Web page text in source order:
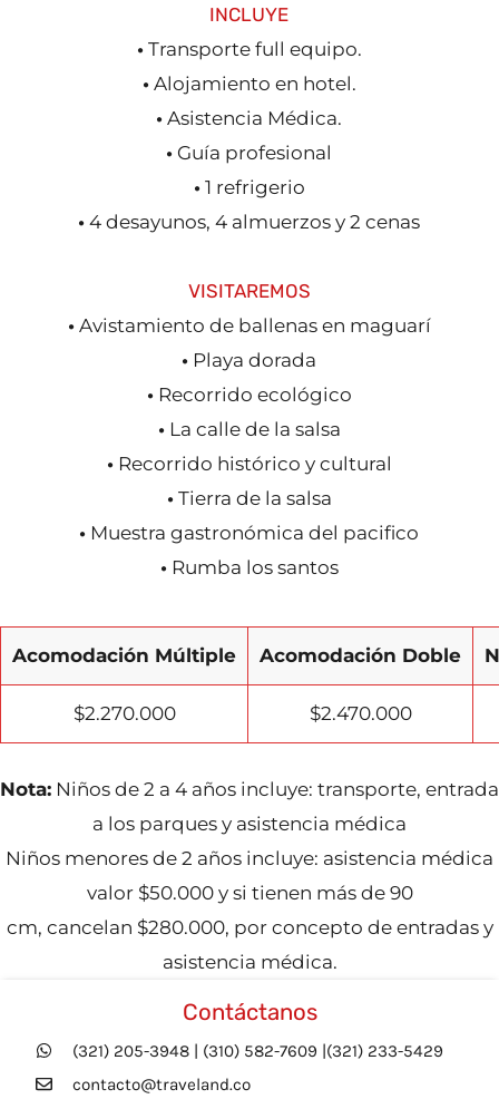
INCLUYE
•Transporte full equipo.
•Alojamiento en hotel.
• Asistencia Médica.
• Guía profesional
•1 refrigerio
• 4 desayunos, 4 almuerzos y 2 cenas
VISITAREMOS
•Avistamiento de ballenas en maguarí
• Playa dorada
•Recorrido ecológico
•La calle de la salsa
•Recorrido histórico y cultural
•Tierra de la salsa
• Muestra gastronómica del pacifico
•Rumba los santos
Acomodación Múltiple Acomodación Doble
$2.270.000 $2.470.000
Nota: Niños de 2 a 4 años incluye: transporte, entrada
a los parques y asistencia médica
Niños menores de 2 años incluye: asistencia médica
valor $50.000 y si tienen más de 90
cm, cancelan $280.000, por concepto de entradas y
asistencia médica.
Contáctanos
(321) 205-3948 | (310) 582-7609 |(321) 233-5429
contacto@traveland.co